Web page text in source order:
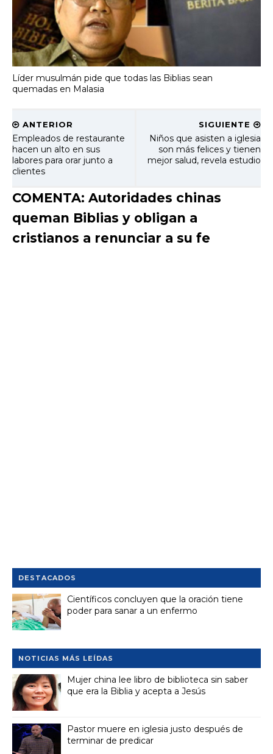
Líder musulmán pide que todas las Biblias sean
quemadas en Malasia
SIGUIENTE
Niños que asisten a iglesia
son más felices y tienen
mejor salud, revela estudio
ANTERIOR
Empleados de restaurante
hacen un alto en sus
labores para orar junto a
clientes
COMENTA: Autoridades chinas
queman Biblias y obligan a
cristianos a renunciar a su fe
DESTACADOS
Científicos concluyen que la oración tiene
poder para sanar a un enfermo
NOTICIAS MÁS LEÍDAS
Mujer china lee libro de biblioteca sin saber
que era la Biblia y acepta a Jesús
Pastor muere en iglesia justo después de
terminar de predicar